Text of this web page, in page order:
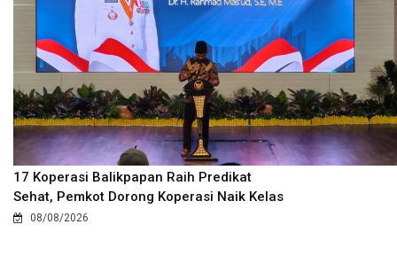
17 Koperasi Balikpapan Raih Predikat
Sehat, Pemkot Dorong Koperasi Naik Kelas
08/08/2026